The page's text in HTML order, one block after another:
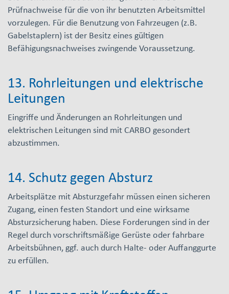
Prüfnachweise für die von ihr benutzten Arbeitsmittel
vorzulegen. Für die Benutzung von Fahrzeugen (z.B.
Gabelstaplern) ist der Besitz eines gültigen
Befähigungsnachweises zwingende Voraussetzung.
13. Rohrleitungen und elektrische
Leitungen
Eingriffe und Änderungen an Rohrleitungen und
elektrischen Leitungen sind mit CARBO gesondert
abzustimmen.
14. Schutz gegen Absturz
Arbeitsplätze mit Absturzgefahr müssen einen sicheren
Zugang, einen festen Standort und eine wirksame
Absturzsicherung haben. Diese Forderungen sind in der
Regel durch vorschriftsmäßige Gerüste oder fahrbare
Arbeitsbühnen, ggf. auch durch Halte- oder Auffanggurte
zu erfüllen.